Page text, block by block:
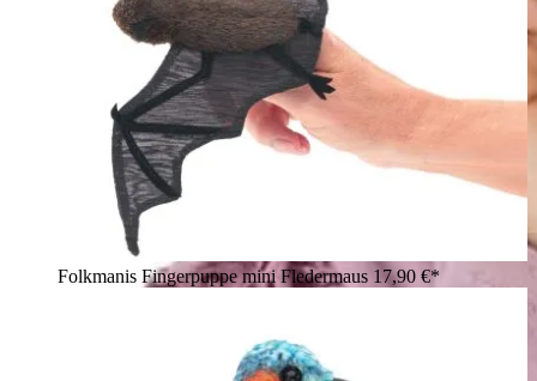
Folkmanis Fingerpuppe mini Fledermaus 17,90 €*